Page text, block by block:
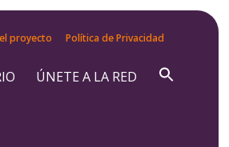
proyecto Política de Privacidad
ÚNETE A LA RED